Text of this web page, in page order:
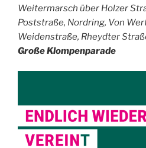
Weitermarsch über Holzer
Poststraße, Nordring, Von
Weidenstraße, Rheydter
Große Klompenparade